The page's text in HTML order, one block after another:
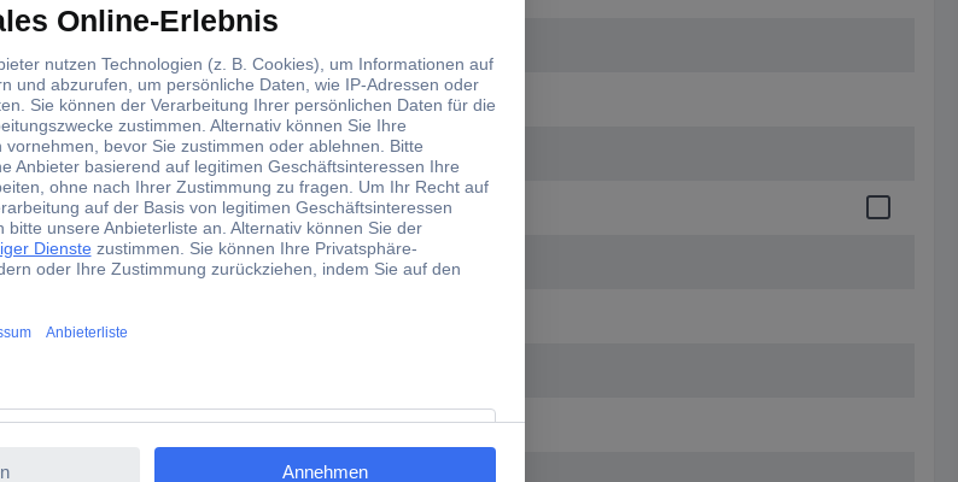
1 St.
82 mm
F (A - G)
5 kWh/1000h
840